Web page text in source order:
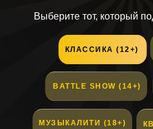
Выберите тот, который
КЛАССИКА (12+)
BATTLE SHOW (14+)
МУЗЫКАЛИТИ (18+)